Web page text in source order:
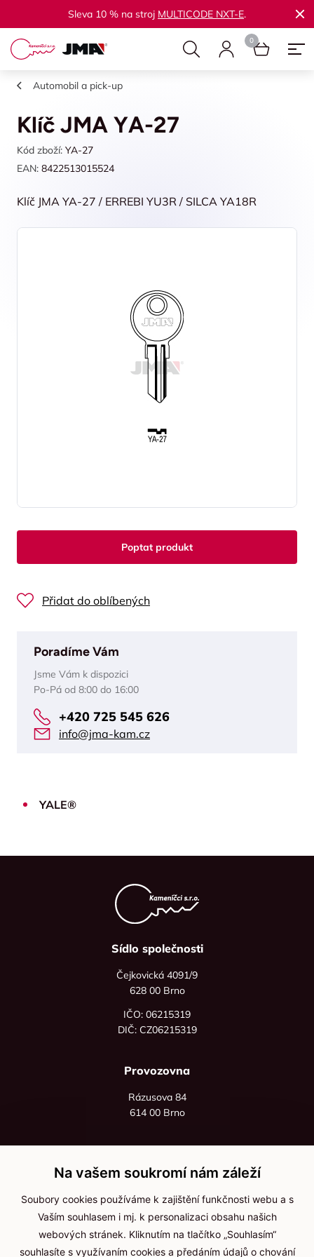
Sleva 10 % na stroj MULTICODE NXT-E.
Automobil a pick-up
Klíč JMA YA-27
Kód zboží: YA-27
EAN: 8422513015524
Klíč JMA YA-27 / ERREBI YU3R / SILCA YA18R
Poptat produkt
Přidat do oblíbených
Poradíme Vám
Jsme Vám k dispozici
Po-Pá od 8:00 do 16:00
+420 725 545 626
info@jma-kam.cz
YALE®
Sídlo společnosti
Čejkovická 4091/9
628 00 Brno
IČO: 06215319
DIČ: CZ06215319
Provozovna
Rázusova 84
614 00 Brno
+420 736 535 066
Po - pá: 8:00 - 16:00
info@jma-kam.cz
Na vašem soukromí nám záleží
Soubory cookies používáme k zajištění funkčnosti webu a s
Vaším souhlasem i mj. k personalizaci obsahu našich
webových stránek. Kliknutím na tlačítko „Souhlasím“
souhlasíte s využívaním cookies a předáním údajů o chování